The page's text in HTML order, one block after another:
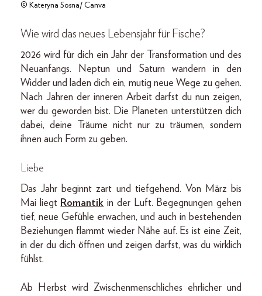
© Kateryna Sosna/ Canva
Wie wird das neues Lebensjahr für Fische?
2026 wird für dich ein Jahr der Transformation und des
Neuanfangs. Neptun und Saturn wandern in den
Widder und laden dich ein, mutig neue Wege zu gehen.
Nach Jahren der inneren Arbeit darfst du nun zeigen,
wer du geworden bist. Die Planeten unterstützen dich
dabei, deine Träume nicht nur zu träumen, sondern
ihnen auch Form zu geben.
Liebe
Das Jahr beginnt zart und tiefgehend. Von März bis
Mai liegt Romantik in der Luft. Begegnungen gehen
tief, neue Gefühle erwachen, und auch in bestehenden
Beziehungen flammt wieder Nähe auf. Es ist eine Zeit,
in der du dich öffnen und zeigen darfst, was du wirklich
fühlst.
Ab Herbst wird Zwischenmenschliches ehrlicher und